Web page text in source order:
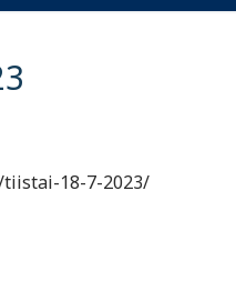
tiistai-18-7-2023/